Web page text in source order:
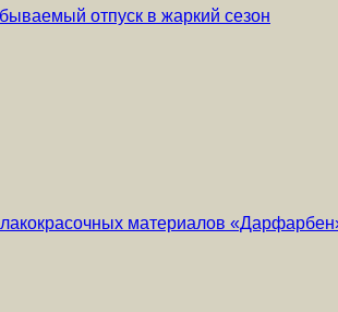
отпуск в жаркий сезон
материалов